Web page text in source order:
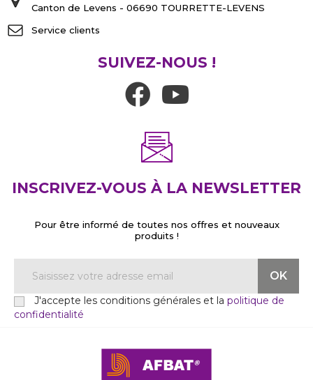
Canton de Levens - 06690 TOURRETTE-LEVENS
Service clients
SUIVEZ-NOUS !
INSCRIVEZ-VOUS À LA NEWSLETTER
Pour être informé de toutes nos offres et nouveaux
produits !
J'accepte les conditions générales et la politique de
confidentialité